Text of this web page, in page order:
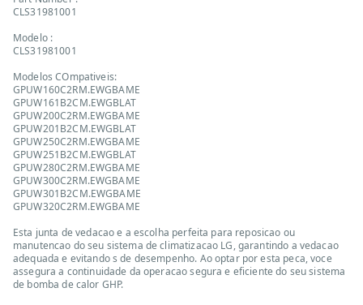
CLS31981001
Modelo :
CLS31981001
Modelos COmpativeis:
GPUW160C2RM.EWGBAME
GPUW161B2CM.EWGBLAT
GPUW200C2RM.EWGBAME
GPUW201B2CM.EWGBLAT
GPUW250C2RM.EWGBAME
GPUW251B2CM.EWGBLAT
GPUW280C2RM.EWGBAME
GPUW300C2RM.EWGBAME
GPUW301B2CM.EWGBAME
GPUW320C2RM.EWGBAME
Esta junta de vedacao e a escolha perfeita para reposicao ou
manutencao do seu sistema de climatizacao LG, garantindo a vedacao
adequada e evitando s de desempenho. Ao optar por esta peca, voce
assegura a continuidade da operacao segura e eficiente do seu sistema
de bomba de calor GHP.